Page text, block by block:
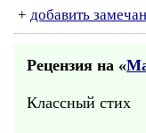
+ добавить
Рецензия на «
Классный стих